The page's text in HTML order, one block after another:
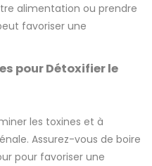
alimentation ou prendre
favoriser une
pour Détoxifier le
les toxines et à
Assurez-vous de boire
pour favoriser une